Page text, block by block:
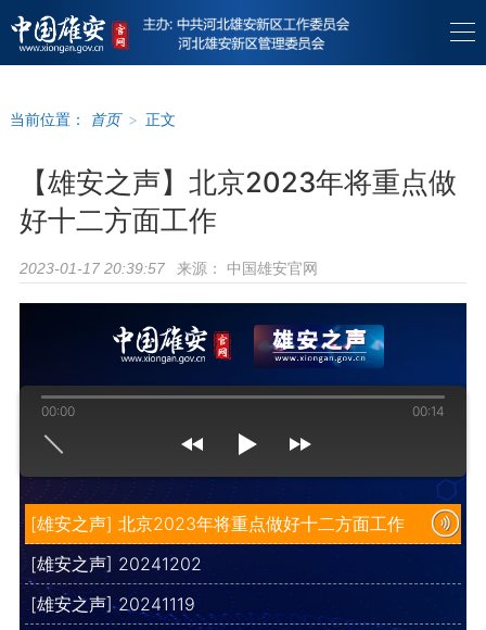
当前位置： 首页 > 正文
【雄安之声】北京2023年将重点做
好十二方面工作
2023-01-17 20:39:57 来源： 中国雄安官网
[雄安之声] 北京2023年将重点做好十二方面工作
[雄安之声] 20241202
[雄安之声] 20241119
00:00 00:14